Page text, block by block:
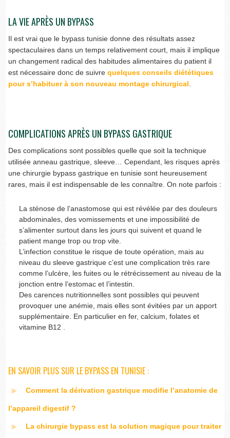
LA VIE APRÈS UN BYPASS
Il est vrai que le bypass tunisie donne des résultats assez
spectaculaires dans un temps relativement court, mais il implique
un changement radical des habitudes alimentaires du patient il
est nécessaire donc de suivrequelques conseils diététiques
pour s’habituer à son nouveau montage chirurgical.
COMPLICATIONS APRÈS UN BYPASS GASTRIQUE
Des complications sont possibles quelle que soit la technique
utilisée anneau gastrique, sleeve… Cependant, les risques après
une chirurgie bypass gastrique en tunisie sont heureusement
rares, mais il est indispensable de les connaître. On note parfois :
La sténose de l’anastomose qui est révélée par des douleurs
abdominales, des vomissements et une impossibilité de
s’alimenter surtout dans les jours qui suivent et quand le
patient mange trop ou trop vite.
L’infection constitue le risque de toute opération, mais au
niveau du sleeve gastrique c’est une complication très rare
comme l’ulcère, les fuites ou le rétrécissement au niveau de la
jonction entre l’estomac et l’intestin.
Des carences nutritionnelles sont possibles qui peuvent
provoquer une anémie, mais elles sont évitées par un apport
supplémentaire. En particulier en fer, calcium, folates et
vitamine B12 .
EN SAVOIR PLUS SUR LE BYPASS EN TUNISIE :
Comment la dérivation gastrique modifie l’anatomie de
l’appareil digestif ?
La chirurgie bypass est la solution magique pour traiter